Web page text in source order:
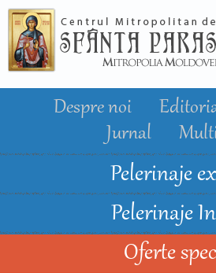
conţinutul
principal
Despre noi
Jurnal
Pelerinaje
Pelerinaje
Oferte